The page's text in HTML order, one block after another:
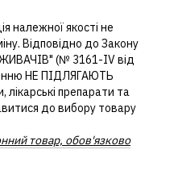
належної якості не
Відповідно до Закону
(№ 3161-IV від
НЕ ПІДЛЯГАЮТЬ
препарати та
до вибору товару
товар, обов'язково